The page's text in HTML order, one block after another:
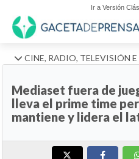
Ir a Versión
CINE, RADIO, TELEVISIÓN
Mediaset fuera de
lleva el prime time
mantiene y lidera el